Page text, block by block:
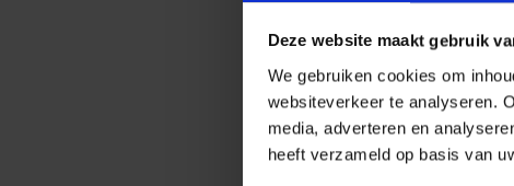
Deze website maakt gebruik
We gebruiken cookies om
websiteverkeer te analyseren.
media, adverteren en
heeft verzameld op basis van